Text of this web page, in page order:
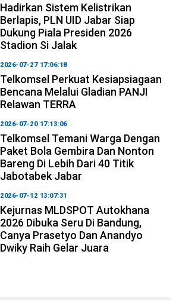
Hadirkan Sistem Kelistrikan
Berlapis, PLN UID Jabar Siap
Dukung Piala Presiden 2026
Stadion Si Jalak
2026-07-27 17:06:18
Telkomsel Perkuat Kesiapsiagaan
Bencana Melalui Gladian PANJI
Relawan TERRA
2026-07-20 17:13:06
Telkomsel Temani Warga Dengan
Paket Bola Gembira Dan Nonton
Bareng Di Lebih Dari 40 Titik
Jabotabek Jabar
2026-07-12 13:07:31
Kejurnas MLDSPOT Autokhana
2026 Dibuka Seru Di Bandung,
Canya Prasetyo Dan Anandyo
Dwiky Raih Gelar Juara